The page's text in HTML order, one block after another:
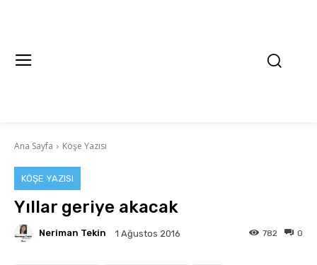
Ana Sayfa Köşe Yazısı
KÖŞE YAZISI
Yıllar geriye akacak
Neriman Tekin 1 Ağustos 2016 0
782